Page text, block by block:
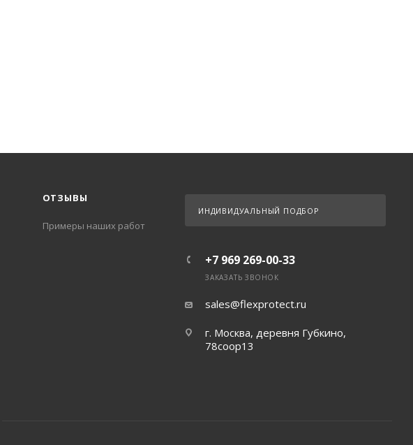
ОТЗЫВЫ
Примеры наших работ
ИНДИВИДУАЛЬНЫЙ ПОДБОР
+7 969 269-00-33
ЗАКАЗАТЬ ЗВОНОК
sales@flexprotect.ru
г. Москва, деревня Губкино,
78соор13